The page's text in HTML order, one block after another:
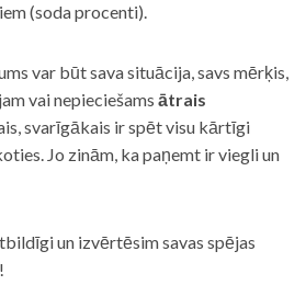
(soda procenti).
var būt sava situācija, savs mērķis,
vai nepieciešams ātrais
svarīgākais ir spēt visu kārtīgi
Jo zinām, ka paņemt ir viegli un
un izvērtēsim savas spējas